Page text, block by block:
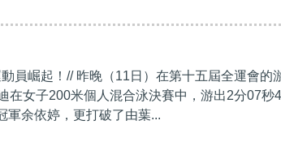
員崛起！// 昨晚（11日）在第十五屆全運會的
在女子200米個人混合泳決賽中，游出2分07秒
軍余依婷，更打破了由葉...